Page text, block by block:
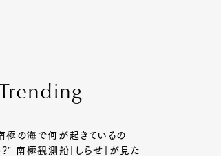
Trending
極の海で何が起きているの
南極観測船「しらせ」が見た